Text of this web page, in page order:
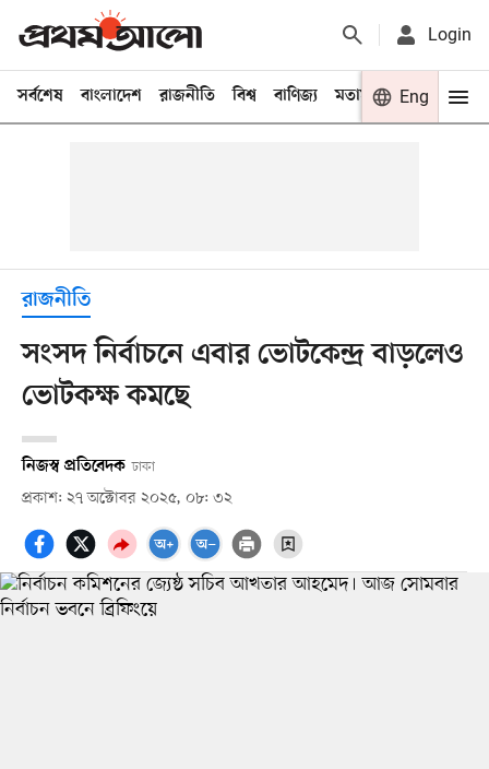
Login
সর্বশেষ বাংলাদেশ রাজনীতি বিশ্ব বাণিজ্য মতামত খেলা
Eng
রাজনীতি
সংসদ নির্বাচনে এবার ভোটকেন্দ্র বাড়লেও
ভোটকক্ষ কমছে
নিজস্ব প্রতিবেদক ঢাকা
প্রকাশ: ২৭ অক্টোবর ২০২৫, ০৮: ৩২